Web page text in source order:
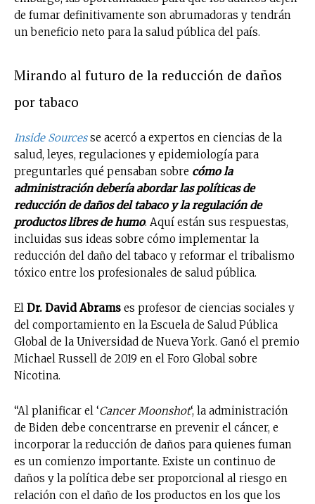
de fumar definitivamente son abrumadoras y tendrán
un beneficio neto para la salud pública del país.
Mirando al futuro de la reducción de daños
por tabaco
Inside Sources se acercó a expertos en ciencias de la
salud, leyes, regulaciones y epidemiología para
preguntarles qué pensaban sobre cómo la
administración debería abordar las políticas de
reducción de daños del tabaco y la regulación de
productos libres de humo. Aquí están sus respuestas,
incluidas sus ideas sobre cómo implementar la
reducción del daño del tabaco y reformar el tribalismo
tóxico entre los profesionales de salud pública.
El Dr. David Abrams es profesor de ciencias sociales y
del comportamiento en la Escuela de Salud Pública
Global de la Universidad de Nueva York. Ganó el premio
Michael Russell de 2019 en el Foro Global sobre
Nicotina.
“Al planificar el ‘Cancer Moonshot‘, la administración
de Biden debe concentrarse en prevenir el cáncer, e
incorporar la reducción de daños para quienes fuman
es un comienzo importante. Existe un continuo de
daños y la política debe ser proporcional al riesgo en
relación con el daño de los productos en los que los